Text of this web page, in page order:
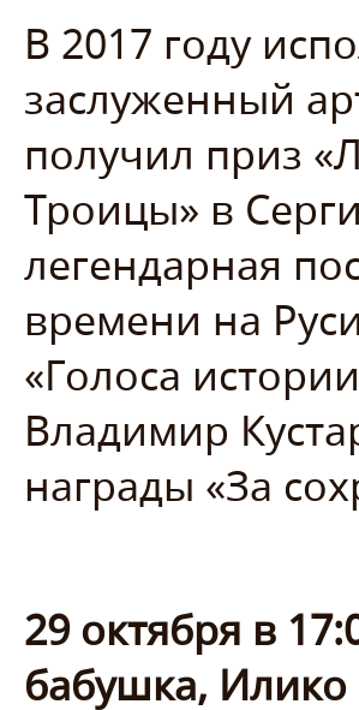
В 2017 году
заслуженный
получил приз
Троицы» в
легендарная
времени на
«Голоса
Владимир
награды «За
29 октября в
бабушка,